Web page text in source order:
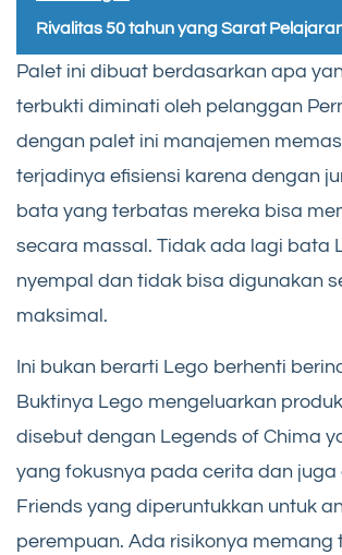
Rivalitas 50 tahun yang Sarat
Palet ini dibuat berdasarkan apa
terbukti diminati oleh pelanggan
dengan palet ini manajemen
terjadinya efisiensi karena dengan
bata yang terbatas mereka bisa
secara massal. Tidak ada lagi bata
nyempal dan tidak bisa digunakan
maksimal.
Ini bukan berarti Lego berhenti
Buktinya Lego mengeluarkan
disebut dengan Legends of Chima
yang fokusnya pada cerita dan juga
Friends yang diperuntukkan untuk
perempuan. Ada risikonya memang